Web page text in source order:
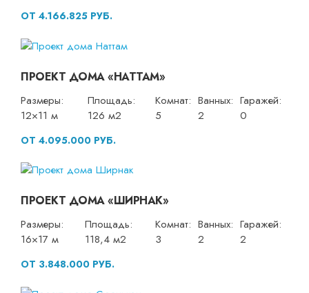
ОТ 4.166.825 РУБ.
ПРОЕКТ ДОМА «НАТТАМ»
Размеры:
12×11 м
Площадь:
126 м2
Комнат:
5
Ванных:
2
Гаражей:
0
ОТ 4.095.000 РУБ.
ПРОЕКТ ДОМА «ШИРНАК»
Размеры:
16×17 м
Площадь:
118,4 м2
Комнат:
3
Ванных:
2
Гаражей:
2
ОТ 3.848.000 РУБ.